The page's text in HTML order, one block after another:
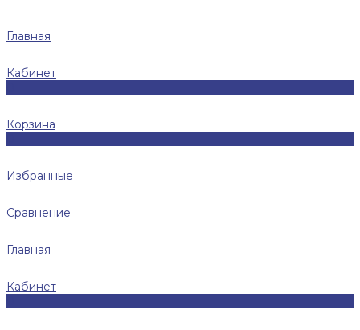
Главная
Кабинет
Корзина
Избранные
Сравнение
Главная
Кабинет